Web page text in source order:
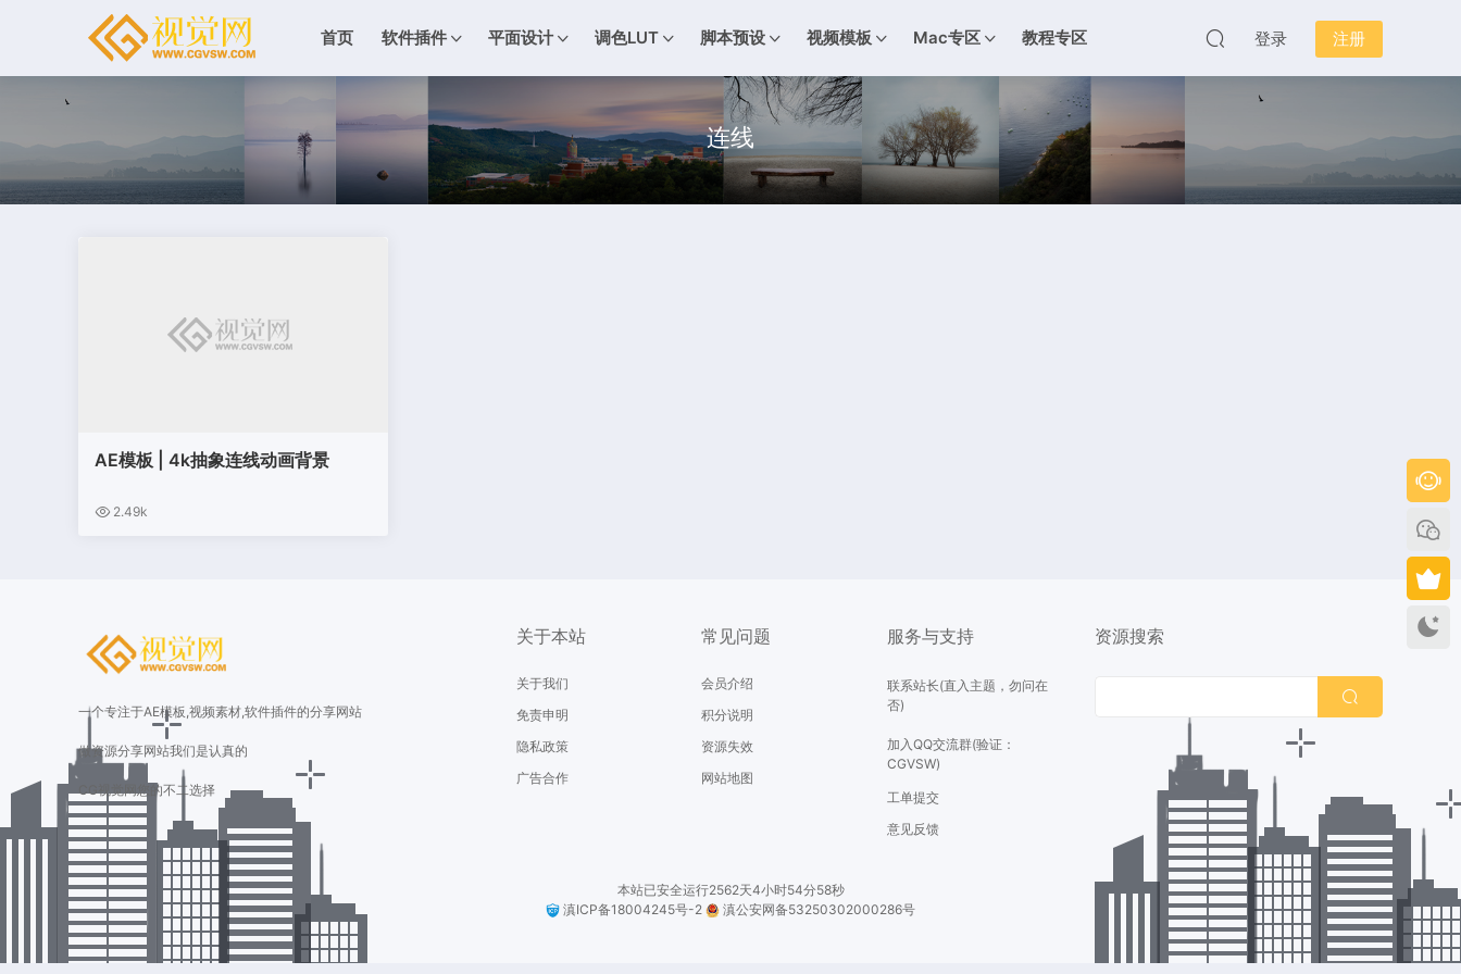
首页 软件插件 平面设计 调色LUT 脚本预设 视频模板 Mac专区 教程专区 登录 注册
连线
AE模板 | 4k抽象连线动画背景
2.49k
一个专注于AE模板,视频素材,软件插件的分享网站
做资源分享网站我们是认真的
CG视觉网您的不二选择
关于本站
关于我们
免责申明
隐私政策
广告合作
常见问题
会员介绍
积分说明
资源失效
网站地图
服务与支持
联系站长(直入主题，勿问在
否)
加入QQ交流群(验证：
CGVSW)
工单提交
意见反馈
资源搜索
本站已安全运行2562天4小时54分58秒
滇ICP备18004245号-2
滇公安网备53250302000286号